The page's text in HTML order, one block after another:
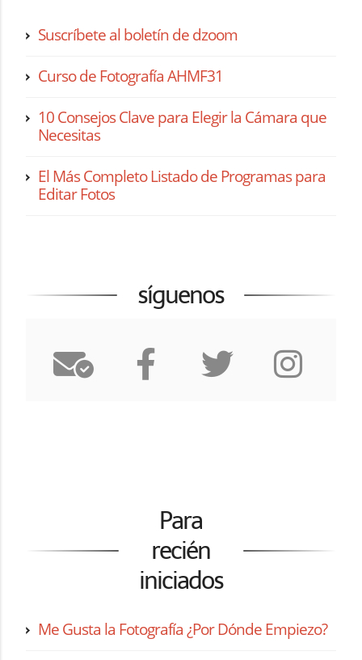
Suscríbete al boletín de dzoom
Curso de Fotografía AHMF31
10 Consejos Clave para Elegir la Cámara que
Necesitas
El Más Completo Listado de Programas para
Editar Fotos
síguenos
Para
recién
iniciados
Me Gusta la Fotografía ¿Por Dónde Empiezo?